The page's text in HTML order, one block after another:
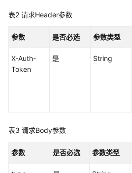
实
践
参
考
读
表2 请求Header参数
参数 是否必选 参数类型
X-Auth-
Token
是 String
表3 请求Body参数
参数 是否必选 参数类型